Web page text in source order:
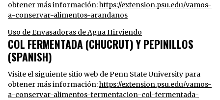
obtener más información:https://extension.psu.edu/vamos-
a-conservar-alimentos-arandanos
Uso de Envasadoras de Agua Hirviendo
COL FERMENTADA (CHUCRUT) Y PEPINILLOS
(SPANISH)
Visite el siguiente sitio web de Penn State University para
obtener más información:https://extension.psu.edu/vamos-
a-conservar-alimentos-fermentacion-col-fermentada-